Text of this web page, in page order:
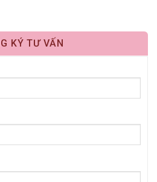
KÝ TƯ VẤN